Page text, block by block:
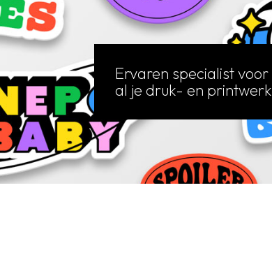
Ervaren specialist voor
al je druk- en printwerk